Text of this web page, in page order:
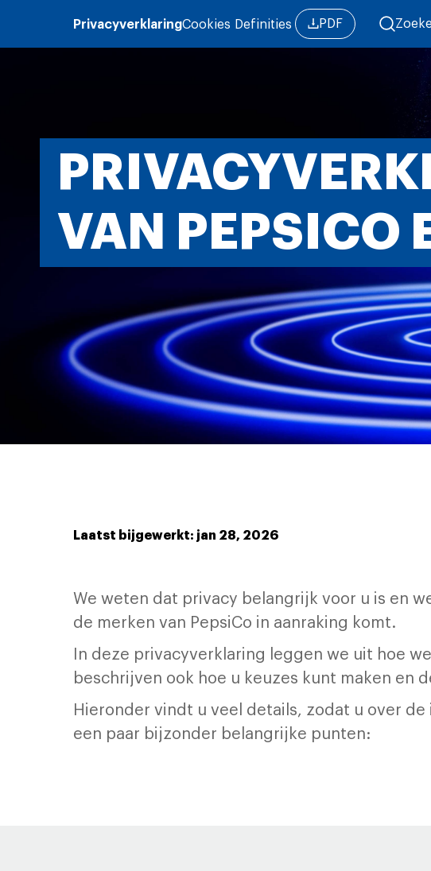
PrivacyverklaringCookies Definities PDF
VAN PEPSICO
Laatst bijgewerkt: jan 28, 2026
We weten dat privacy belangrijk voor u is en
de merken van PepsiCo in aanraking komt.
In deze privacyverklaring leggen we uit hoe
beschrijven ook hoe u keuzes kunt maken en
Hieronder vindt u veel details, zodat u over
een paar bijzonder belangrijke punten: